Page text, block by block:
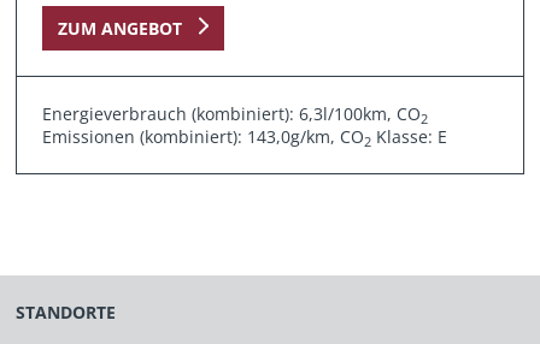
ZUM ANGEBOT
Energieverbrauch (kombiniert): 6,3l/100km, CO2
Emissionen (kombiniert): 143,0g/km, CO2 Klasse: E
STANDORTE